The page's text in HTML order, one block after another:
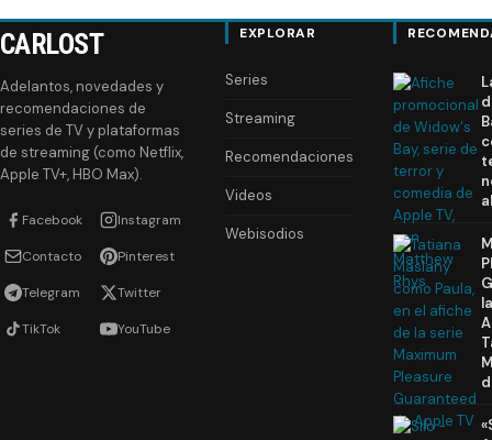
CARLOST
Adelantos, novedades y
recomendaciones de
series de TV y plataformas
de streaming (como Netflix,
Apple TV+, HBO Max).
Facebook Instagram
Contacto Pinterest
Telegram Twitter
TikTok YouTube
EXPLORAR
Series
Streaming
Recomendaciones
Videos
Webisodios